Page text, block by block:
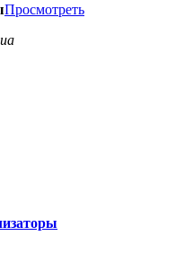
Просмотреть